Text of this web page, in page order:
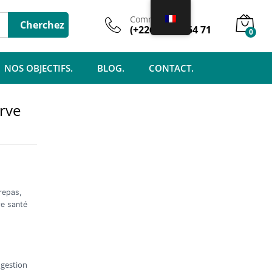
Cherchez Commercial
(+226) 74 61 54 71 0
NOS OBJECTIFS. BLOG. CONTACT.
santé
2.000CFA